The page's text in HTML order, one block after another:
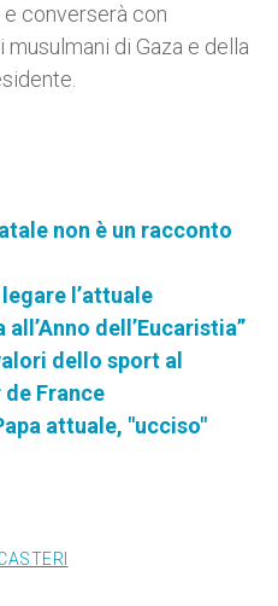
converserà con
di Gaza e della
non è un racconto
legare l’attuale
dell’Eucaristia”
dello sport al
France
attuale, "ucciso"